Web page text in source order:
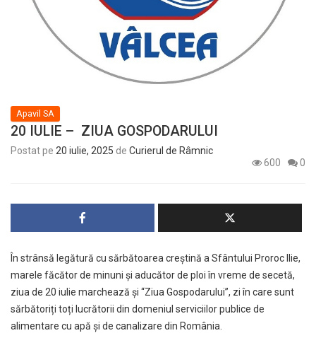
Apavil SA
20 IULIE – ZIUA GOSPODARULUI
Postat pe 20 iulie, 2025 de Curierul de Râmnic
600
0
În strânsă legătură cu sărbătoarea creștină a Sfântului Proroc Ilie,
marele făcător de minuni și aducător de ploi în vreme de secetă,
ziua de 20 iulie marchează și “Ziua Gospodarului”, zi în care sunt
sărbătoriți toți lucrătorii din domeniul serviciilor publice de
alimentare cu apă și de canalizare din România.